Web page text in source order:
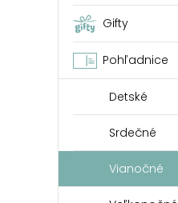
Gifty
Pohľadnice
Detské
Srdečné
Vianočné